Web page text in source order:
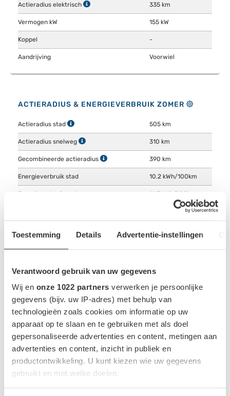
Toestemming Details Advertentie-instellingen
Verantwoord gebruik van uw gegevens
Wij en onze 1022 partners verwerken je persoonlijke
gegevens (bijv. uw IP-adres) met behulp van
technologieën zoals cookies om informatie op uw
apparaat op te slaan en te gebruiken met als doel
gepersonaliseerde advertenties en content, metingen aan
advertenties en content, inzicht in publiek en
productontwikkeling. U kunt kiezen wie uw gegevens
gebruikt en met welke doelen.
Actieradius elektrisch 335 km
Vermogen kW 155 kW
Koppel -
Aandrijving Voorwiel
ACTIERADIUS & ENERGIEVERBRUIK ZOMER
Actieradius stad 505 km
Actieradius snelweg 310 km
Gecombineerde actieradius 390 km
Energieverbruik stad 10.2 kWh/100km
Energieverbruik snelweg 16.7 kWh/100km
13.3 kWh/100km
ACCU EN OPLADEN
Locatie snellaadpoort Rechterzijde - Voor
Snellaadaansluting CCS
Snellaadvermogen -
Snellaadtijd